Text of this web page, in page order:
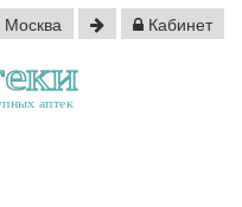
Москва Кабинет